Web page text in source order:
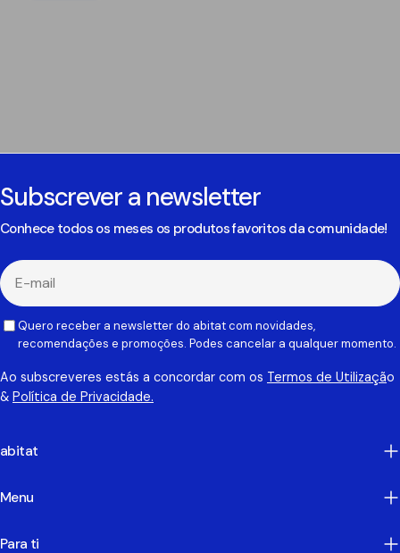
Subscrever a newsletter
Conhece todos os meses os produtos favoritos da comunidade!
E-
mail
Quero receber a newsletter do abitat com novidades,
recomendações e promoções. Podes cancelar a qualquer momento.
Ao subscreveres estás a concordar com os Termos de Utilização
& Política de Privacidade.
abitat
Menu
Para ti